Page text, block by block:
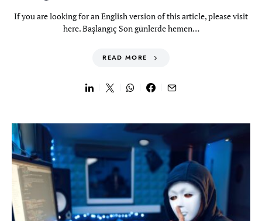
If you are looking for an English version of this article, please visit
here. Başlangıç Son günlerde hemen…
READ MORE